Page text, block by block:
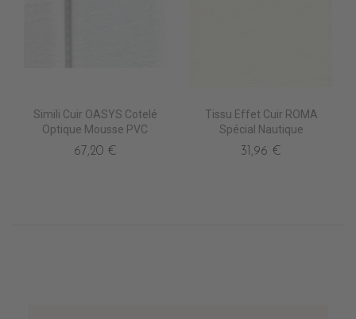
Simili Cuir OASYS Cotelé
Optique Mousse PVC
67,20 €
Tissu Effet Cuir ROMA
Spécial Nautique
31,96 €